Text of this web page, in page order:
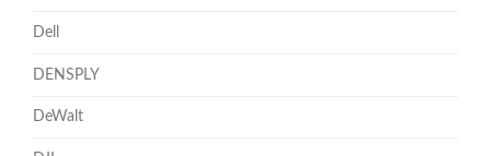
Dell
DENSPLY
DeWalt